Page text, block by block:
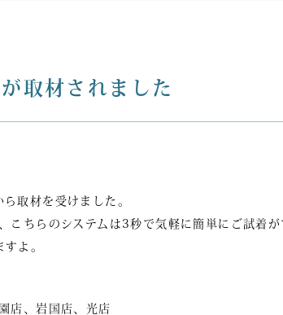
取材されました
取材を受けました。
ちらのシステムは3秒で気軽に簡単にご試着が
よ。
店、岩国店、光店